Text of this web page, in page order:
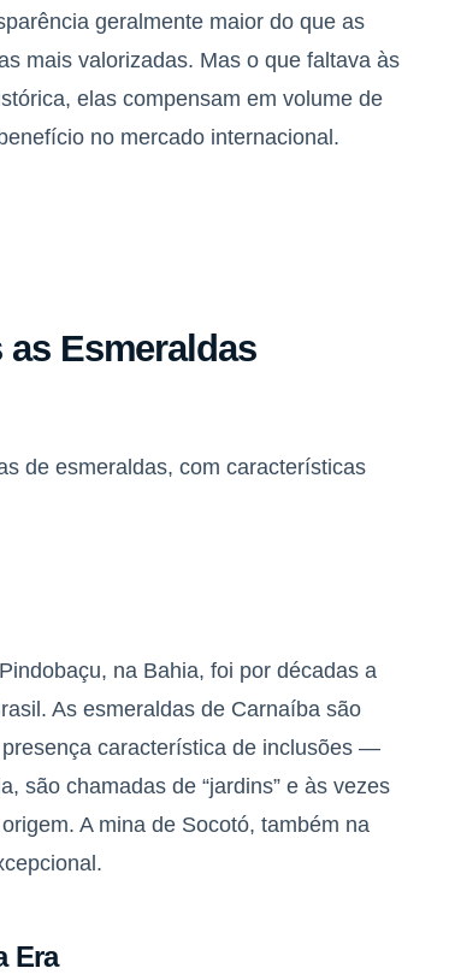
geralmente maior do que as
mais valorizadas. Mas o que faltava às
elas compensam em volume de
no mercado internacional.
Esmeraldas
de esmeraldas, com características
na Bahia, foi por décadas a
As esmeraldas de Carnaíba são
característica de inclusões —
são chamadas de “jardins” e às vezes
A mina de Socotó, também na
Era